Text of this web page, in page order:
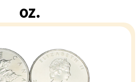
oz.